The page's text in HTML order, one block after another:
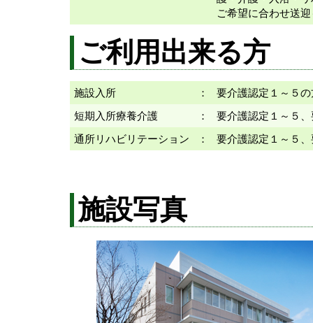
ご希望に合わせ送
ご利用出来る方
施設入所 ：
要介護認定１～５の
短期入所療養介護
：
要介護認定１～５
通所リハビリテーション
： 要介護認定１～５
施設写真